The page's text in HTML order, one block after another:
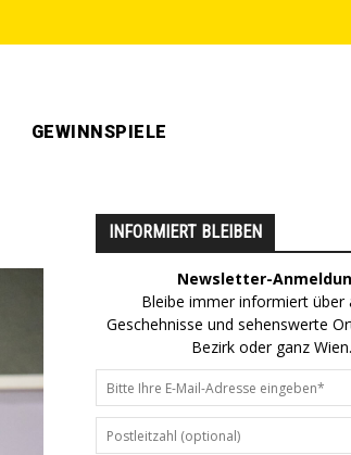
GEWINNSPIELE
INFORMIERT BLEIBEN
Newsletter-
Bleibe immer informiert über
Geschehnisse und sehenswerte
Bezirk oder ganz Wien.